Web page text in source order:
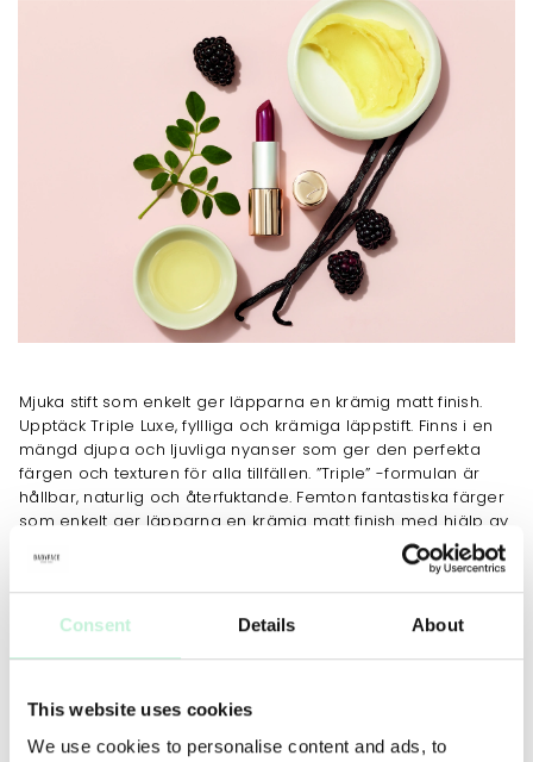
Consent Details About
This website uses cookies
We use cookies to personalise content and ads, to
Mjuka stift som enkelt ger läpparna en krämig matt finish.
Upptäck Triple Luxe, fyllliga och krämiga läppstift. Finns i en
mängd djupa och ljuvliga nyanser som ger den perfekta
färgen och texturen för alla tillfällen. ”Triple” -formulan är
hållbar, naturlig och återfuktande. Femton fantastiska färger
som enkelt ger läpparna en krämig matt finish med hjälp av
den vårdande moringafrö-oljan. Vanilj och björnbär i
kombination ger härligt mild smak och doft och den lyxiga
guld-förpackningen har en praktisk magnetisk förslutning.
JOBBAR MOT
ANVÄNDNING MER INFO INGREDIENSER